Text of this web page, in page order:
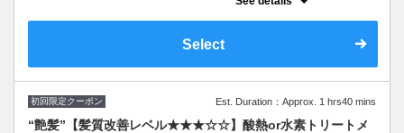
髪質に合わせて最適なトリートメントを２種
類から担当スタイリストがご提案致します。
髪のお悩みご相談ください♪
※施術時間はあくまで目安時間となりますの
で余裕を持ったご予約をお願い致します。
Select
初回限定クーポン Est. Duration：Approx. 1 hrs40 mins
“艶髪”【髪質改善レベル★★★☆☆】酸熱or水素トリートメ